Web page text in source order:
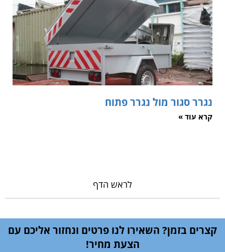
נגרר סגור מול נגרר פתוח
קרא עוד »
לראש הדף
קצרים בזמן? השאירו לנו פרטים ונחזור אליכם עם
הצעת מחיר!